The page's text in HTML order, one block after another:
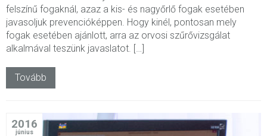
felszínű fogaknál, azaz a kis- és nagyőrlő fogak esetében
javasoljuk prevencióképpen. Hogy kinél, pontosan mely
fogak esetében ajánlott, arra az orvosi szűrővizsgálat
alkalmával teszünk javaslatot. […]
Tovább
2016
június